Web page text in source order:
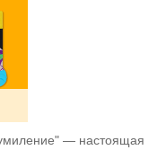
— настоящая